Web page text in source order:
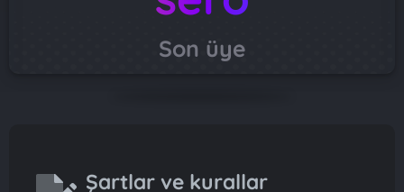
Son üye
Şartlar ve kurallar